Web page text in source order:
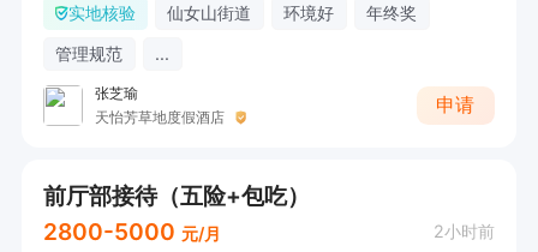
实地核验 仙女山街道 环境好
年终奖
管理规范
...
张芝瑜
天怡芳草地度假酒店
申请
前厅部接待（五险+包吃）
2800-5000 元/月 2小时前